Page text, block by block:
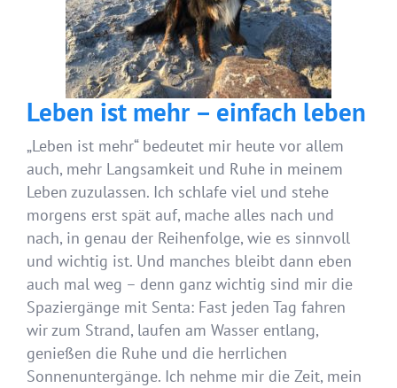
Leben ist mehr – einfach leben
„Leben ist mehr“ bedeutet mir heute vor allem
auch, mehr Langsamkeit und Ruhe in meinem
Leben zuzulassen. Ich schlafe viel und stehe
morgens erst spät auf, mache alles nach und
nach, in genau der Reihenfolge, wie es sinnvoll
und wichtig ist. Und manches bleibt dann eben
auch mal weg – denn ganz wichtig sind mir die
Spaziergänge mit Senta: Fast jeden Tag fahren
wir zum Strand, laufen am Wasser entlang,
genießen die Ruhe und die herrlichen
Sonnenuntergänge. Ich nehme mir die Zeit, mein